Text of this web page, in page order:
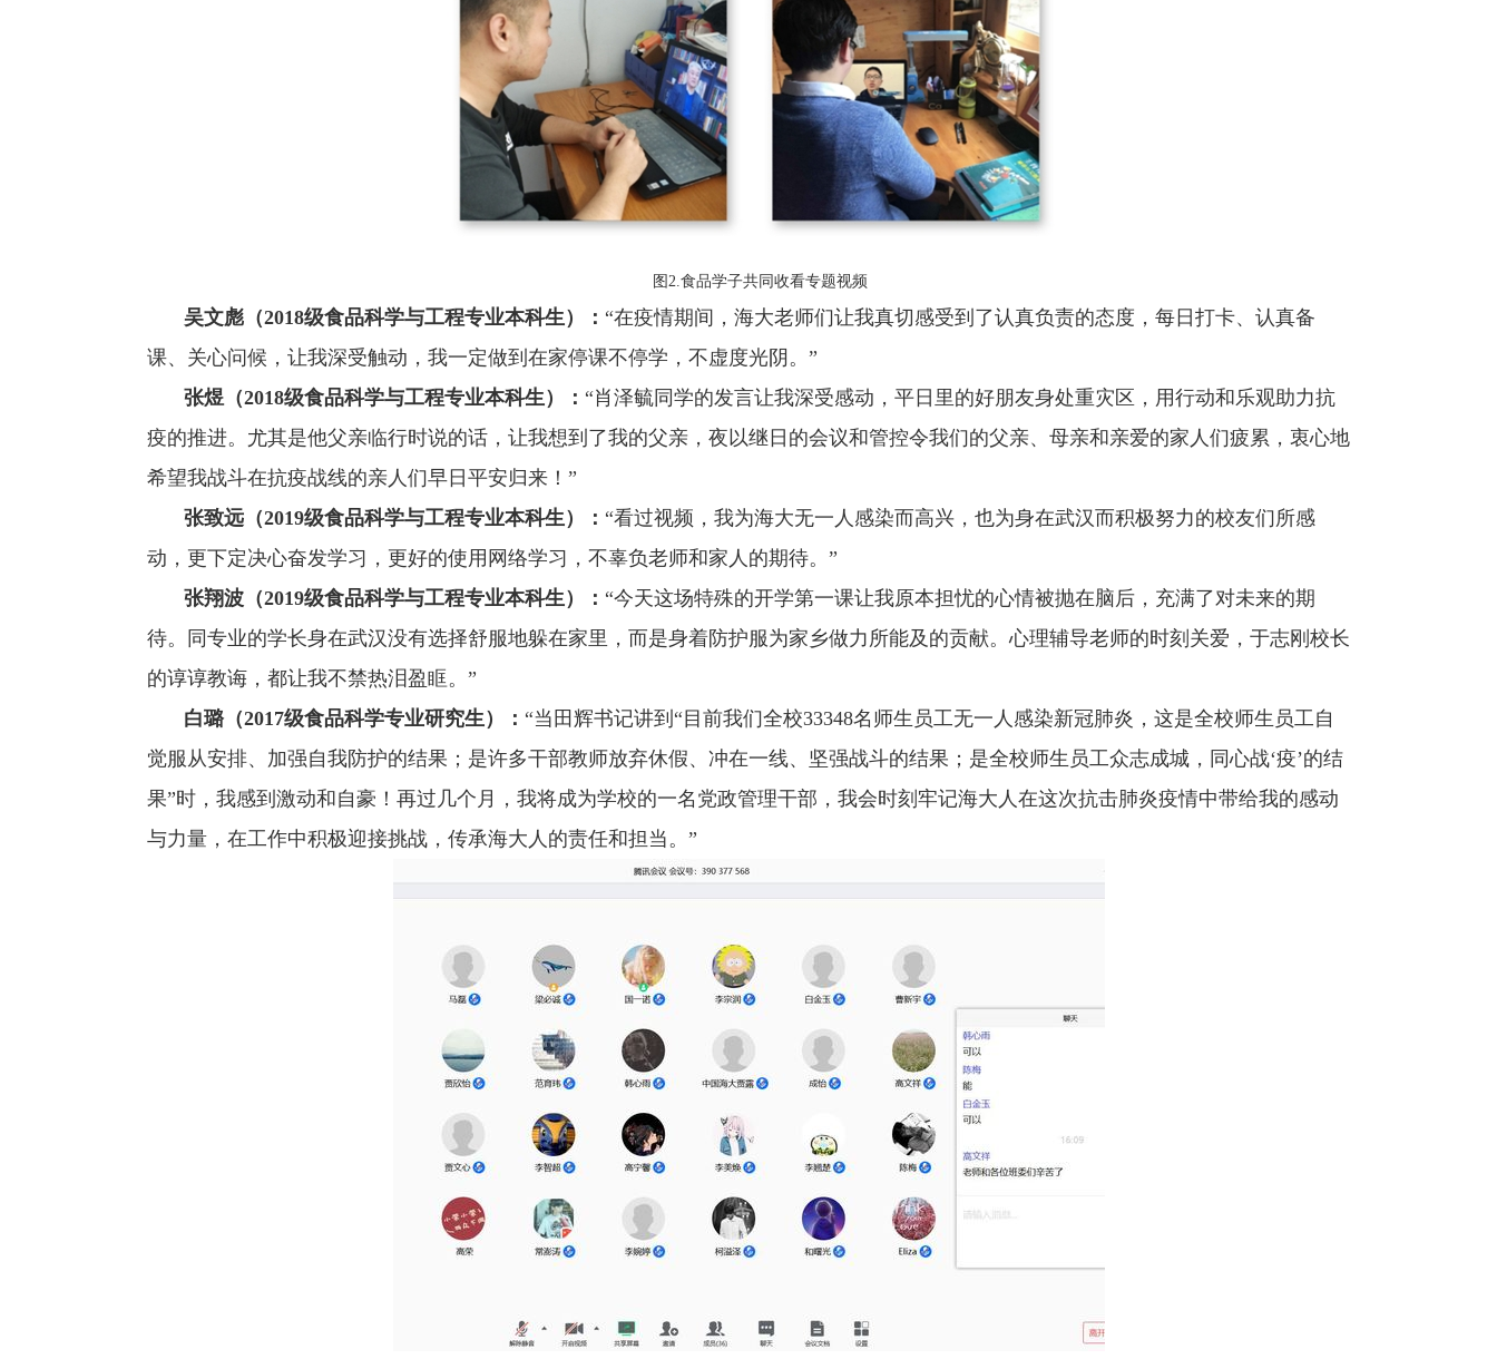
图2.食品学子共同收看专题视频
吴文彪（2018级食品科学与工程专业本科生）： “在疫情期间，海大老师们让我真切感受到了认真负责的态度，每日打卡、认真备
课、关心问候，让我深受触动，我一定做到在家停课不停学，不虚度光阴。 ”
张煜（2018级食品科学与工程专业本科生）： “肖泽毓同学的发言让我深受感动，平日里的好朋友身处重灾区，用行动和乐观助力抗
疫的推进。尤其是他父亲临行时说的话，让我想到了我的父亲，夜以继日的会议和管控令我们的父亲、母亲和亲爱的家人们疲累，衷心地
希望我战斗在抗疫战线的亲人们早日平安归来！”
张致远（2019级食品科学与工程专业本科生）： “看过视频，我为海大无一人感染而高兴，也为身在武汉而积极努力的校友们所感
动，更下定决心奋发学习，更好的使用网络学习，不辜负老师和家人的期待。”
张翔波（2019级食品科学与工程专业本科生）： “今天这场特殊的开学第一课让我原本担忧的心情被抛在脑后，充满了对未来的期
待。同专业的学长身在武汉没有选择舒服地躲在家里，而是身着防护服为家乡做力所能及的贡献。心理辅导老师的时刻关爱，于志刚校长
的谆谆教诲，都让我不禁热泪盈眶。”
白璐（2017级食品科学专业研究生）： “当田辉书记讲到“目前我们全校33348名师生员工无一人感染新冠肺炎，这是全校师生员工自
觉服从安排、加强自我防护的结果；是许多干部教师放弃休假、冲在一线、坚强战斗的结果；是全校师生员工众志成城，同心战‘疫’的结
果”时，我感到激动和自豪！再过几个月，我将成为学校的一名党政管理干部，我会时刻牢记海大人在这次抗击肺炎疫情中带给我的感动
与力量，在工作中积极迎接挑战，传承海大人的责任和担当。”